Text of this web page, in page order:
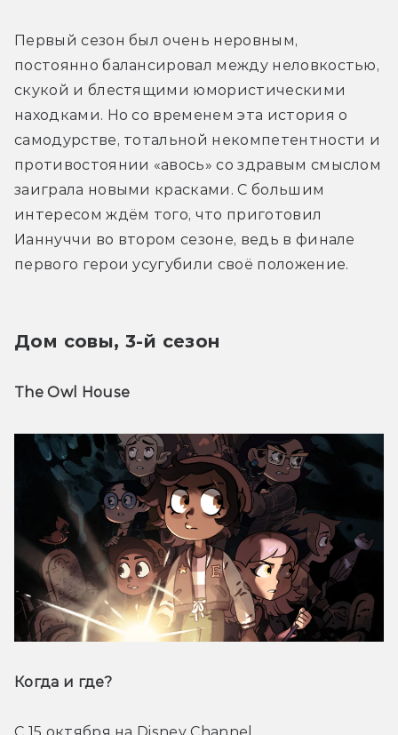
Первый сезон был очень неровным,
постоянно балансировал между неловкостью,
скукой и блестящими юмористическими
находками. Но со временем эта история о
самодурстве, тотальной некомпетентности и
противостоянии «авось» со здравым смыслом
заиграла новыми красками. С большим
интересом ждём того, что приготовил
Ианнуччи во втором сезоне, ведь в финале
первого герои усугубили своё положение.
Дом совы, 3-й сезон
The Owl House
Когда и где?
С 15 октября на Disney Channel.